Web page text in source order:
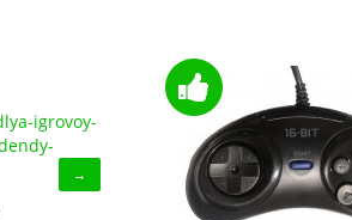
igrovoy-
→